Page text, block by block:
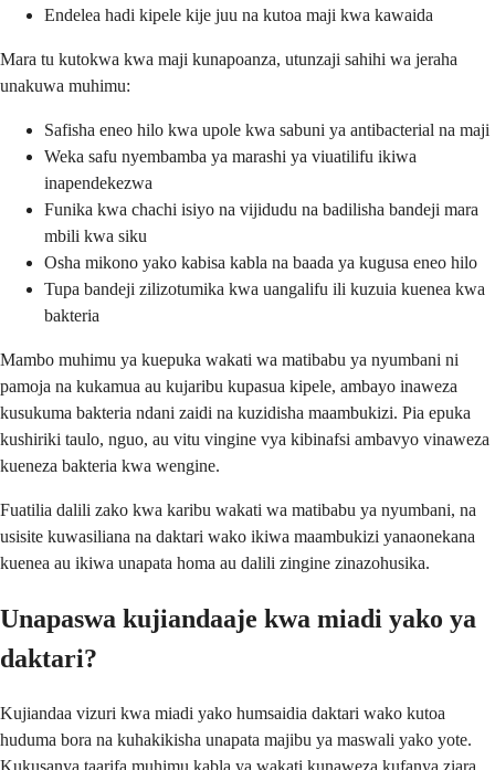
Endelea hadi kipele kije juu na kutoa maji kwa kawaida
Mara tu kutokwa kwa maji kunapoanza, utunzaji sahihi wa jeraha
unakuwa muhimu:
Safisha eneo hilo kwa upole kwa sabuni ya antibacterial na maji
Weka safu nyembamba ya marashi ya viuatilifu ikiwa
inapendekezwa
Funika kwa chachi isiyo na vijidudu na badilisha bandeji mara
mbili kwa siku
Osha mikono yako kabisa kabla na baada ya kugusa eneo hilo
Tupa bandeji zilizotumika kwa uangalifu ili kuzuia kuenea kwa
bakteria
Mambo muhimu ya kuepuka wakati wa matibabu ya nyumbani ni
pamoja na kukamua au kujaribu kupasua kipele, ambayo inaweza
kusukuma bakteria ndani zaidi na kuzidisha maambukizi. Pia epuka
kushiriki taulo, nguo, au vitu vingine vya kibinafsi ambavyo vinaweza
kueneza bakteria kwa wengine.
Fuatilia dalili zako kwa karibu wakati wa matibabu ya nyumbani, na
usisite kuwasiliana na daktari wako ikiwa maambukizi yanaonekana
kuenea au ikiwa unapata homa au dalili zingine zinazohusika.
Unapaswa kujiandaaje kwa miadi yako ya
daktari?
Kujiandaa vizuri kwa miadi yako humsaidia daktari wako kutoa
huduma bora na kuhakikisha unapata majibu ya maswali yako yote.
Kukusanya taarifa muhimu kabla ya wakati kunaweza kufanya ziara